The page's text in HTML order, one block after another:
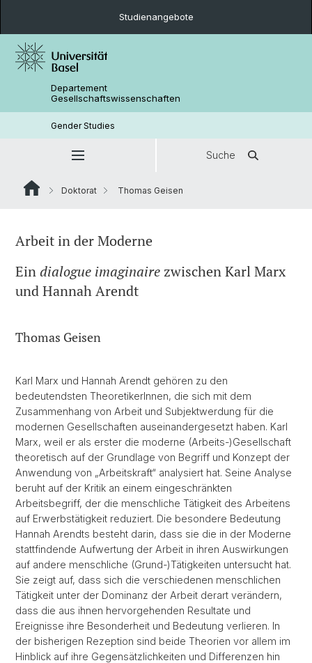
Studienangebote
Departement
Gesellschaftswissenschaften
Gender Studies
Suche
Doktorat Thomas Geisen
Arbeit in der Moderne
Ein dialogue imaginaire zwischen Karl Marx
und Hannah Arendt
Thomas Geisen
Karl Marx und Hannah Arendt gehören zu den
bedeutendsten TheoretikerInnen, die sich mit dem
Zusammenhang von Arbeit und Subjektwerdung für die
modernen Gesellschaften auseinandergesetzt haben. Karl
Marx, weil er als erster die moderne (Arbeits-)Gesellschaft
theoretisch auf der Grundlage von Begriff und Konzept der
Anwendung von „Arbeitskraft“ analysiert hat. Seine Analyse
beruht auf der Kritik an einem eingeschränkten
Arbeitsbegriff, der die menschliche Tätigkeit des Arbeitens
auf Erwerbstätigkeit reduziert. Die besondere Bedeutung
Hannah Arendts besteht darin, dass sie die in der Moderne
stattfindende Aufwertung der Arbeit in ihren Auswirkungen
auf andere menschliche (Grund-)Tätigkeiten untersucht hat.
Sie zeigt auf, dass sich die verschiedenen menschlichen
Tätigkeit unter der Dominanz der Arbeit derart verändern,
dass die aus ihnen hervorgehenden Resultate und
Ereignisse ihre Besonderheit und Bedeutung verlieren. In
der bisherigen Rezeption sind beide Theorien vor allem im
Hinblick auf ihre Gegensätzlichkeiten und Differenzen hin